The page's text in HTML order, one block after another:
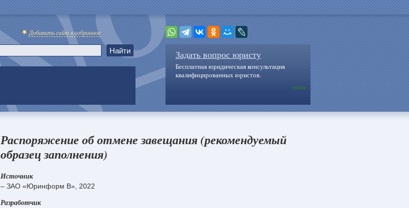
Добавить сайт в избранное
Задать вопрос юристу
Бесплатная юридическая консультация
квалифицированных юристов.
online
Распоряжение об отмене завещания (рекомендуемый
образец заполнения)
Источник
– ЗАО «Юринформ В», 2022
Разработчик